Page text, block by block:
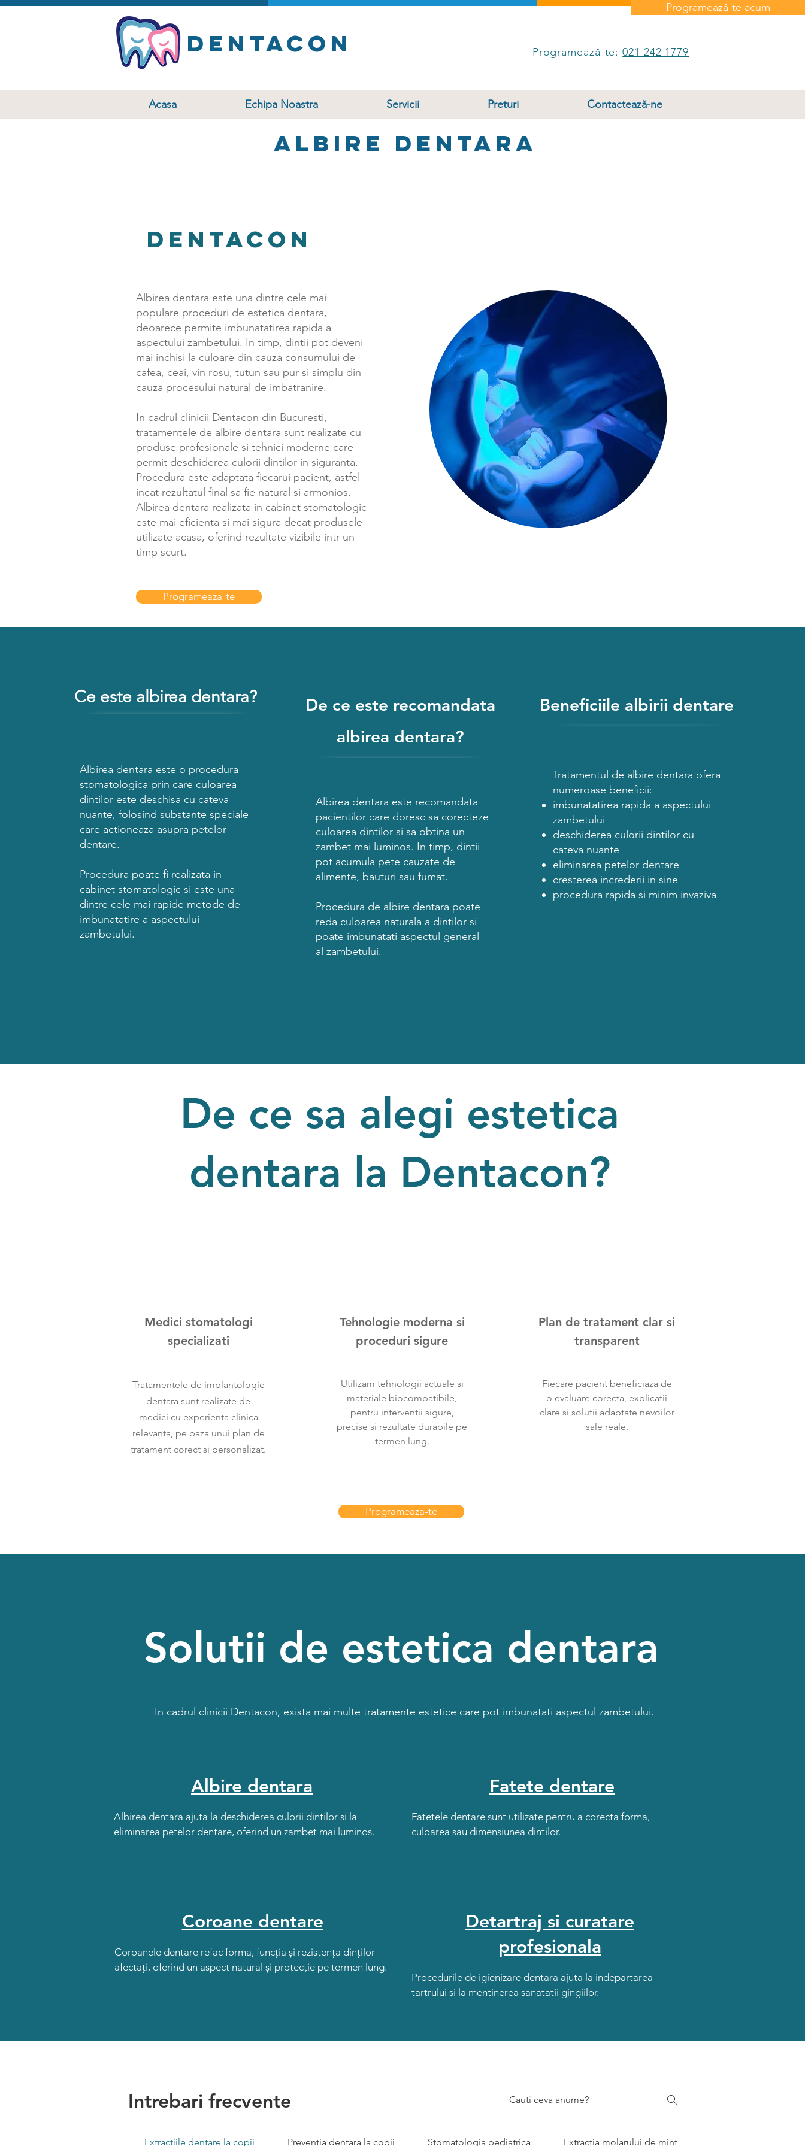
Programează-te acum
DentaCon Programează-te:021 242 1779
Acasa Echipa Noastra Servicii Preturi Contactează-ne
Albire dentara
Dentacon
Albirea dentara este una dintre cele mai
populare proceduri de estetica dentara,
deoarece permite imbunatatirea rapida a
aspectului zambetului. In timp, dintii pot deveni
mai inchisi la culoare din cauza consumului de
cafea, ceai, vin rosu, tutun sau pur si simplu din
cauza procesului natural de imbatranire.
In cadrul clinicii Dentacon din Bucuresti,
tratamentele de albire dentara sunt realizate cu
produse profesionale si tehnici moderne care
permit deschiderea culorii dintilor in siguranta.
Procedura este adaptata fiecarui pacient, astfel
incat rezultatul final sa fie natural si armonios.
Albirea dentara realizata in cabinet stomatologic
este mai eficienta si mai sigura decat produsele
utilizate acasa, oferind rezultate vizibile intr-un
timp scurt.
Programeaza-te
Ce este albirea dentara?
Albirea dentara este o procedura
stomatologica prin care culoarea
dintilor este deschisa cu cateva
nuante, folosind substante speciale
care actioneaza asupra petelor
dentare.
Procedura poate fi realizata in
cabinet stomatologic si este una
dintre cele mai rapide metode de
imbunatatire a aspectului
zambetului.
De ce este recomandata
albirea dentara?
Albirea dentara este recomandata
pacientilor care doresc sa corecteze
culoarea dintilor si sa obtina un
zambet mai luminos. In timp, dintii
pot acumula pete cauzate de
alimente, bauturi sau fumat.
Procedura de albire dentara poate
reda culoarea naturala a dintilor si
poate imbunatati aspectul general
al zambetului.
Beneficiile albirii dentare
Tratamentul de albire dentara ofera
numeroase beneficii:
imbunatatirea rapida a aspectului
zambetului
deschiderea culorii dintilor cu
cateva nuante
eliminarea petelor dentare
cresterea increderii in sine
procedura rapida si minim invaziva
De ce sa alegi estetica
dentara la Dentacon?
Medici stomatologi
specializati
Tratamentele de implantologie
dentara sunt realizate de
medici cu experienta clinica
relevanta, pe baza unui plan de
tratament corect si personalizat.
Tehnologie moderna si
proceduri sigure
Utilizam tehnologii actuale si
materiale biocompatibile,
pentru interventii sigure,
precise si rezultate durabile pe
termen lung.
Plan de tratament clar si
transparent
Fiecare pacient beneficiaza de
o evaluare corecta, explicatii
clare si solutii adaptate nevoilor
sale reale.
Programeaza-te
Solutii de estetica dentara
In cadrul clinicii Dentacon, exista mai multe tratamente estetice care pot imbunatati aspectul zambetului.
Albire dentara
Albirea dentara ajuta la deschiderea culorii dintilor si la
eliminarea petelor dentare, oferind un zambet mai luminos.
Fatete dentare
Fatetele dentare sunt utilizate pentru a corecta forma,
culoarea sau dimensiunea dintilor.
Coroane dentare
Coroanele dentare refac forma, funcția și rezistența dinților
afectați, oferind un aspect natural și protecție pe termen lung.
Detartraj si curatare
profesionala
Procedurile de igienizare dentara ajuta la indepartarea
tartrului si la mentinerea sanatatii gingiilor.
Intrebari frecvente
Extractiile dentare la copii Preventia dentara la copii Stomatologia pediatrica Extractia molarului de minte